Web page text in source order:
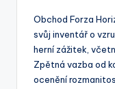
Obchod Forza
svůj inventář o
herní zážitek,
Zpětná vazba od
ocenění